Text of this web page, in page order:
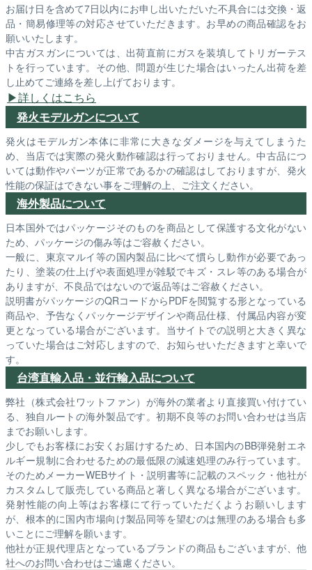
お届け日を含めて7日以内にお申し出いただいた不具合には交換・返
品・簡易修理等の対応させていただきます。お早めの商品確認をお
願いいたします。
中古ガスガンについては、出荷直前にガスを装填してトリガーテス
トを行っています。その他、問題が生じた場合はいったん出荷を差
し止めてご連絡を差し上げております。
詳しくはこちら
発火モデルガンについて
発火はモデルガン本体に非常に大きなダメージを与えてしまうた
め、当店では実際の発火動作確認は行っておりません。中古品につ
いては動作やパーツが正常であるかの確認はしておりますが、発火
性能の保証はできない事をご理解の上、ご注文ください。
海外製品について
日本国外ではパッケージそのものを商品として保護する文化がない
ため、パッケージの傷み等はご容赦ください。
一般に、東京マルイ等の国内製品に比べて慣らし動作が必要であっ
たり、塗装の仕上げや表面処理が雑駁でキズ・スレ等のある場合が
ありますが、不良品ではないので返品等はご容赦ください。
説明書がパッケージのQRコードからPDFを閲覧する形となっている
商品や、予告なくパッケージデザインや商品仕様、付属品内容が変
更となっている場合がございます。当サイトでの説明と大きく異な
っていた場合はご対応しますので、お知らせいただきますと幸いで
す。
台湾直輸入品・並行輸入品について
弊社（株式会社ワットファン）が海外の業者より直接買い付けてい
る、独自ルートの海外製品です。初期不良等のお問い合わせは当店
までお願いします。
少しでもお客様にお安くお届けするため、日本国内のBB弾発射エネ
ルギー規制に合わせるための最低限の減速処理のみ行っています。
そのためメーカーWEBサイト・説明書等に記載のスペック・他社が
カスタムして販売している商品と著しく異なる場合がございます。
発射性能の向上等はお客様にて行っていただくようお願いします
が、根本的に国内市場向け製品同等を望むのは無理のある場合も多
いことにご理解を願います。
他社が正規代理店となっているブランドの商品もございますが、他
社へのお問い合わせはご遠慮ください。